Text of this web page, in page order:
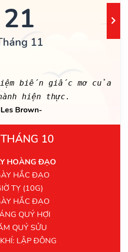
21
11
biến giấc mơ của
hiện thực.
Brown-
10
HOÀNG ĐẠO
HẮC ĐẠO
TỴ (10G)
HẮC ĐẠO
QUÝ HỢI
QUÝ SỬU
LẬP ĐÔNG